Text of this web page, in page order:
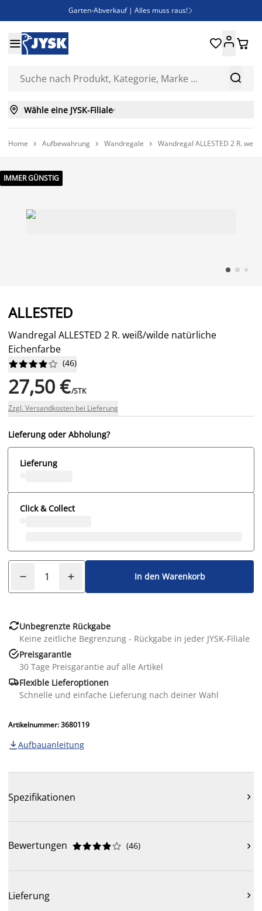
Garten-Abverkauf | Alles muss raus! 
Bist du Unternehmer? Entdecke JYSK-B2B
Esszimmerstuhl ADSLEV um nur 40€


 
 Wähle eine JYSK-Filiale
Home  Aufbewahrung  Wandregale  Wandregal ALLESTED 2 R.
IMMER GÜNSTIG
ALLESTED
Wandregal ALLESTED 2 R. weiß/wilde natürliche
Eichenfarbe





 (46)
27,50 €/STK
Zzgl. Versandkosten bei Lieferung
Lieferung oder Abholung?
Lieferung
Click & Collect
In den Warenkorb
Unbegrenzte Rückgabe
Keine zeitliche Begrenzung - Rückgabe in jeder JYSK-Filiale
Preisgarantie
30 Tage Preisgarantie auf alle Artikel
Flexible Lieferoptionen
Schnelle und einfache Lieferung nach deiner Wahl
Artikelnummer: 3680119
 Aufbauanleitung
Spezifikationen 
Bewertungen 




 (46) 
Lieferung 